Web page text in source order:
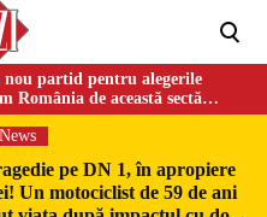
partid pentru alegerile
România de această sectă
pe DN 1, în apropiere
Un motociclist de 59 de ani